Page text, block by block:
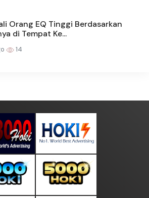
Orang EQ Tinggi Berdasarkan
di Tempat Ke...
14